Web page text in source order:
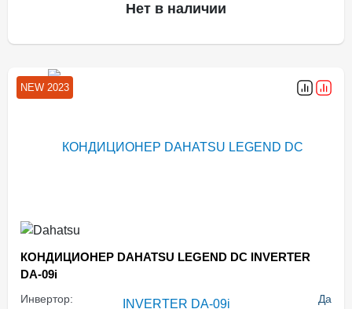
Нет в наличии
NEW 2023
КОНДИЦИОНЕР DAHATSU LEGEND DC INVERTER
DA-09i
Инвертор:
Да